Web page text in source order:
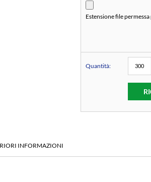
Estensione file
Quantità:
INFORMAZIONI